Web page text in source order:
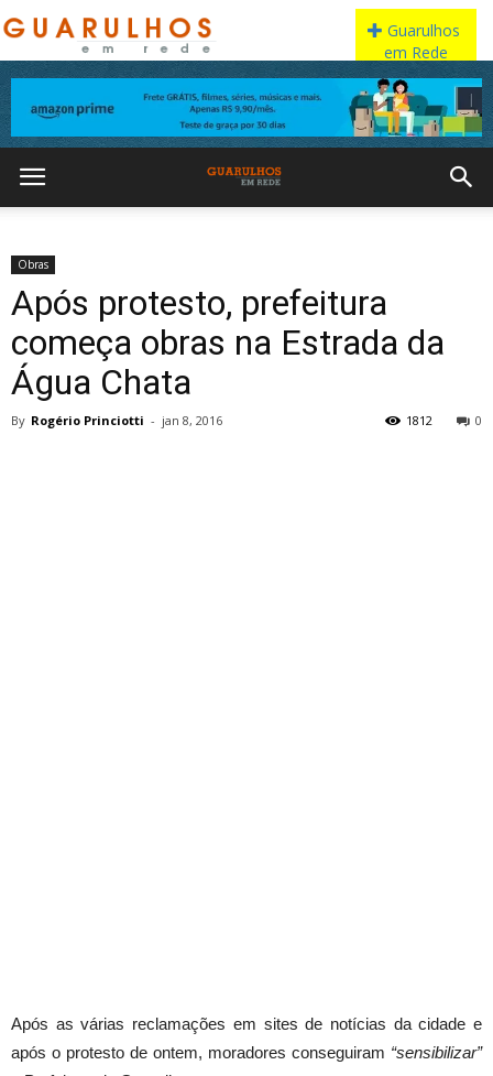
Obras
Após protesto, prefeitura
começa obras na Estrada da
Água Chata
By Rogério Princiotti - jan 8, 2016 0
1812
Após as várias reclamações em sites de notícias da cidade e
após o protesto de ontem, moradores conseguiram “sensibilizar”